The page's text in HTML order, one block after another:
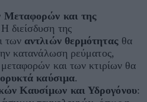
Μεταφορών και της
διείσδυση της
των αντλιών θερμότηταςθα
κατανάλωση ρεύματος,
και των κτιρίων θα
ορυκτά καύσιμα.
Καυσίμων και Υδρογόνου: